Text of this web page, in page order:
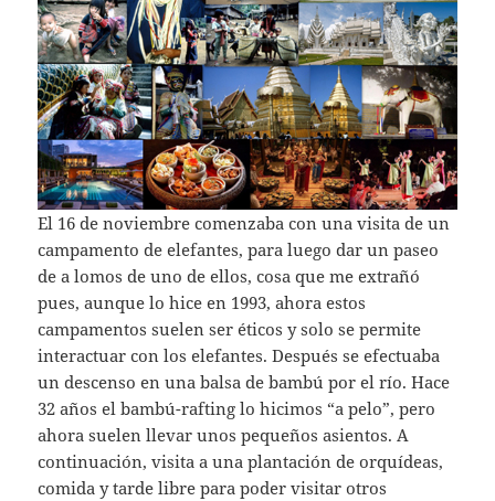
El 16 de noviembre comenzaba con una visita de un
campamento de elefantes, para luego dar un paseo
de a lomos de uno de ellos, cosa que me extrañó
pues, aunque lo hice en 1993, ahora estos
campamentos suelen ser éticos y solo se permite
interactuar con los elefantes. Después se efectuaba
un descenso en una balsa de bambú por el río. Hace
32 años el bambú-rafting lo hicimos “a pelo”, pero
ahora suelen llevar unos pequeños asientos. A
continuación, visita a una plantación de orquídeas,
comida y tarde libre para poder visitar otros